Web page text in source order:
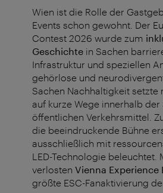
Wien ist die Rolle der
Events schon gewohnt. Der
Contest 2026 wurde zum
Geschichte in Sachen
Infrastruktur und speziellen
gehörlose und
Sachen Nachhaltigkeit setzte
auf kurze Wege innerhalb
öffentlichen Verkehrsmittel.
die beeindruckende Bühne
ausschließlich mit
LED-Technologie beleuchtet.
verlosten Vienna Experience
größte ESC-Fanaktivierung